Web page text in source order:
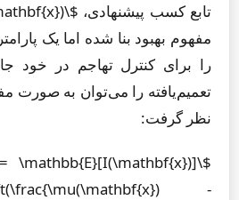
را برای کنترل تهاجم در
تعمیم‌یافته را می‌توان به صورت
نظر گرفت:
= \mathbb{E}[I(\mathbf{x})]
-